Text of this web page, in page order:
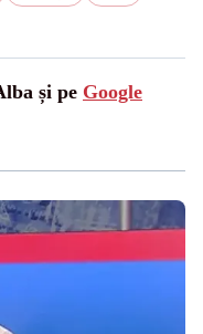
și pe Google